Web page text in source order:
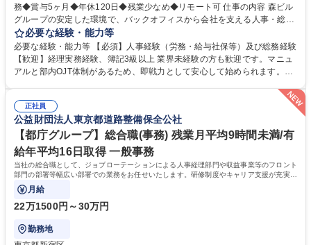
務◆賞与5ヶ月◆年休120日◆残業少なめ◆リモート可 仕事の内容 森ビル
グループの安定した環境で、バックオフィスから会社を支える人事・総務
をお任せします。 労務と総務の業務をバランスよく担当し、ゆくゆくは制
度改定などのコア業務にも挑戦できる、やりがいある環境です。 ■勤怠管
理、給与計算、社会保険手続き、年末調整等の労務管理全般 ■入退社手続
き、社内規定の改定や人事制度改定などのコア業務 ■社内イベントの企画
は部内のOJTを中心に、あなたの経験に合わせて不足している部分はいつ
でも質問・相談できる環境が整っているため、安心して成長できます。 募
集職種 【森ビルG】人事・総務◆賞与5ヶ月◆年休120日◆残業少なめ◆
リモート可
必要な経験・能力等
必要な経験・能力等 【必須】人事経験（労務・給与社保等）及び総務経験
【歓迎】経理実務経験、簿記3級以上 業界未経験の方も歓迎です。マニュ
アルと部内OJT体制があるため、即戦力として安心して始められます。
ます。定型業務に留まらず、社内規定や人事制度の改定など会社のコア業
務に挑戦できるため、自身の成長と組織への貢献度をダイレクトに実感で
きます。 残業少なめ、週1日リモート可など、ワークライフバランスを保
ち長期活躍できる環境です。 「これまでの幅広い経験を活かし、長期的な
キャリアを築きたい」という前向きな意欲と挑戦を全力で応援します。 学
歴・資格 学歴：大学院 大学 高専 短大 専修学校 高校 語学力： 資格：日商
簿記検定1級 日商簿記検定2級 日商簿記検定3級
正社員
公益財団法人東京都道路整備保全公社
【都庁グループ】総合職(事務) 残業月平均9時間未満/有
給年平均16日取得 一般事務
当社の総合職として、ジョブローテーションによる人事経理部門や収益事業等のフロント
部門の部署等幅広い部署での業務をお任せいたします。研修制度やキャリア支援が充実し
ております！ ※下記業務詳細
月給
22万1500円～30万円
勤務地